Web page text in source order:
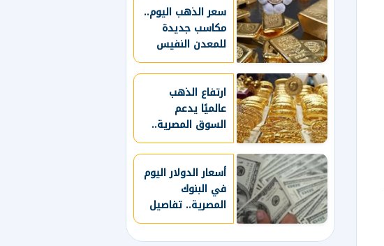
سعر الذهب اليوم..
مكاسب جديدة
للمعدن النفيس
وتوقعات بتحركات
مستمرة
ارتفاع الذهب
عالميًا يدعم
السوق المصرية..
تعرف على الأسعار
أسعار الدولار اليوم
في البنوك
المصرية.. تفاصيل
جديدة